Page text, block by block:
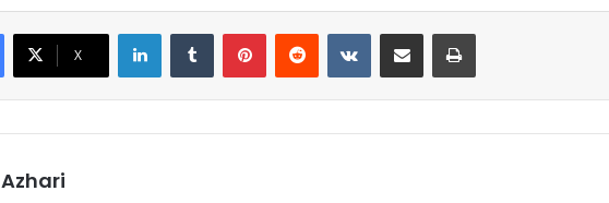
X
LinkedInTumblr PinterestReddit VKontakteShare via Email Print
Azhari